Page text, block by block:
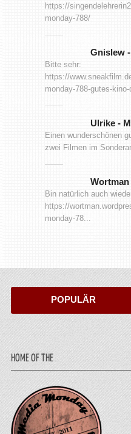
https://
monday-788/
Gnislew -
Bitte sehr:
https://
monday-788-gutes-kino-
Ulrike -
Einen wunderschönen
zwei Filmen im
Wortman
Bin natürlich auch
https://
monday-78...
POPULÄR
HOME OF THE